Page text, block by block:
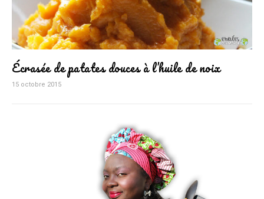
Écrasée de patates douces à l’huile de noix
15 octobre 2015